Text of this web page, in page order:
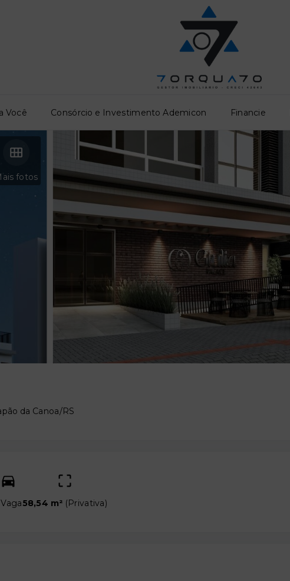
Você Consórcio e Investimento Ademicon Financie
fotos
da Canoa/RS
Vaga58,54 m² (Privativa)